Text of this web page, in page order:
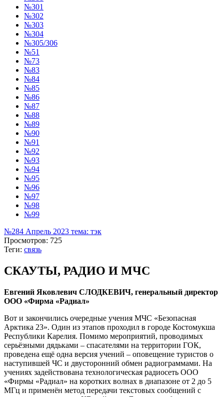
№301
№302
№303
№304
№305/306
№51
№73
№83
№84
№85
№86
№87
№88
№89
№90
№91
№92
№93
№94
№95
№96
№97
№98
№99
№284 Апрель 2023 тема: тэк
Просмотров: 725
Теги: связь
СКАУТЫ, РАДИО И МЧС
Евгений Яковлевич СЛОДКЕВИЧ, генеральный директор
ООО «Фирма «Радиал»
Вот и закончились очередные учения МЧС «Безопасная
Арктика 23». Один из этапов проходил в городе Костомукша
Республики Карелия. Помимо мероприятий, проводимых
серьёзными дядьками – спасателями на территории ГОК,
проведена ещё одна версия учений – оповещение туристов о
наступившей ЧС и двусторонний обмен радиограммами. На
учениях задействована технологическая радиосеть ООО
«Фирмы «Радиал» на коротких волнах в диапазоне от 2 до 5
МГц и применён метод передачи текстовых сообщений с